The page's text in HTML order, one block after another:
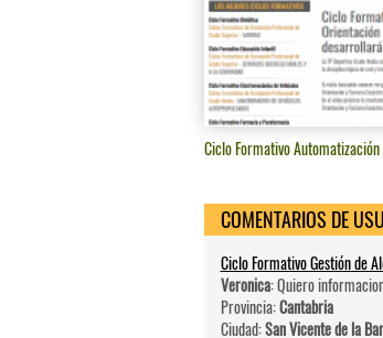
Ciclo Formativo
COMENTARIOS DE
Ciclo Formativo Gestión de
Veronica: Quiero
Provincia:Cantabria
Ciudad:San Vicente de la